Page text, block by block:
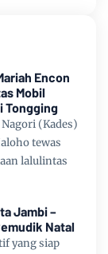
Encon
Mobil
Tongging
(Kades)
tewas
lalulintas
Jambi –
Natal
yang siap